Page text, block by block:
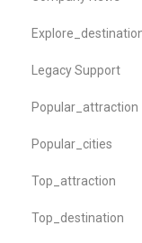
Legacy Support
Popular_attraction
Popular_cities
Top_attraction
Top_destination